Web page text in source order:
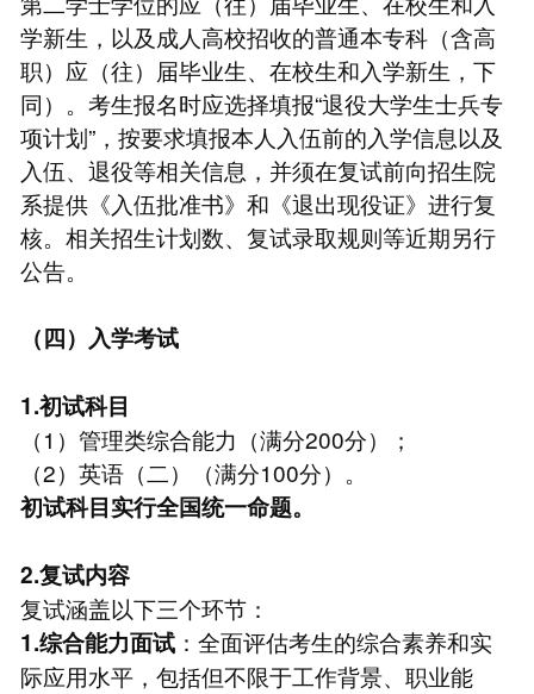
学新生，以及成人高校招收的普通本专科（含高
职）应（往）届毕业生、在校生和入学新生，下
同）。考生报名时应选择填报“退役大学生士兵专
项计划”，按要求填报本人入伍前的入学信息以及
入伍、退役等相关信息，并须在复试前向招生院
系提供《入伍批准书》和《退出现役证》进行复
核。相关招生计划数、复试录取规则等近期另行
公告。
（四）入学考试
1.初试科目
（1）管理类综合能力（满分200分）；
（2）英语（二）（满分100分）。
初试科目实行全国统一命题。
2.复试内容
复试涵盖以下三个环节：
1.综合能力面试：全面评估考生的综合素养和实
际应用水平，包括但不限于工作背景、职业能